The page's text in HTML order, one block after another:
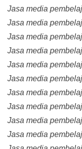
Jasa media
Jasa media
Jasa media
Jasa media
Jasa media
Jasa media
Jasa media
Jasa media
Jasa media
Jasa media